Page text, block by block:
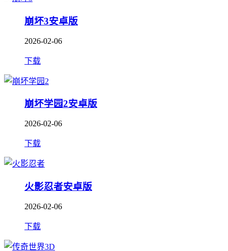
崩坏3安卓版
2026-02-06
下载
崩坏学园2安卓版
2026-02-06
下载
火影忍者安卓版
2026-02-06
下载